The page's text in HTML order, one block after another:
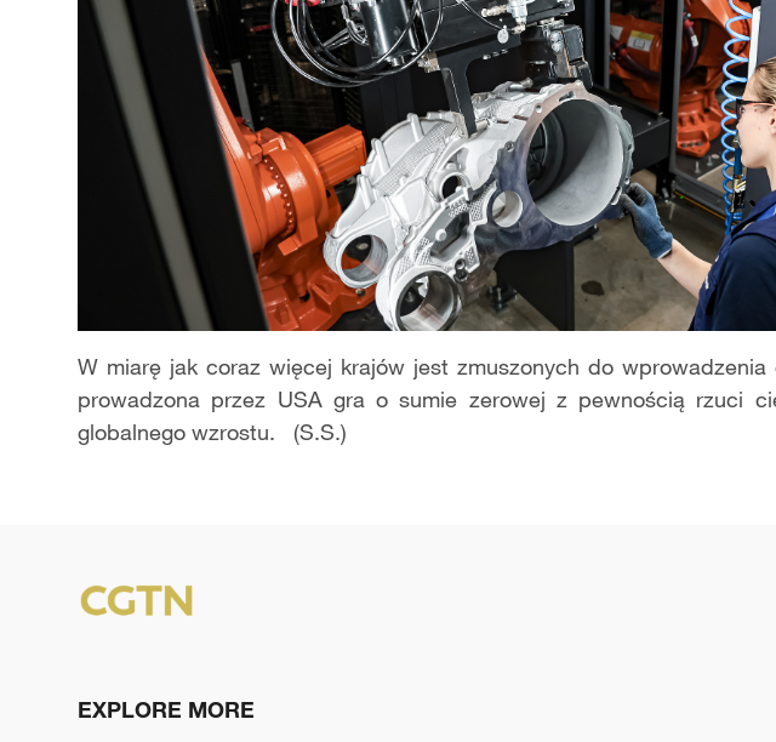
W miarę jak coraz więcej krajów jest zmuszonych do
prowadzona przez USA gra o sumie zerowej z pewnością rzuci
globalnego wzrostu. (S.S.)
EXPLORE MORE